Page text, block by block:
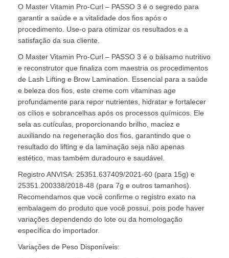
O Master Vitamin Pro-Curl – PASSO 3 é o segredo para
garantir a saúde e a vitalidade dos fios após o
procedimento. Use-o para otimizar os resultados e a
satisfação da sua cliente.
O Master Vitamin Pro-Curl – PASSO 3 é o bálsamo nutritivo
e reconstrutor que finaliza com maestria os procedimentos
de Lash Lifting e Brow Lamination. Essencial para a saúde
e beleza dos fios, este creme com vitaminas age
profundamente para repor nutrientes, hidratar e fortalecer
os cílios e sobrancelhas após os processos químicos. Ele
sela as cutículas, proporcionando brilho, maciez e
auxiliando na regeneração dos fios, garantindo que o
resultado do lifting e da laminação seja não apenas
estético, mas também duradouro e saudável.
Registro ANVISA: 25351.637409/2021-60 (para 15g) e
25351.200338/2018-48 (para 7g e outros tamanhos).
Recomendamos que você confirme o registro exato na
embalagem do produto que você possui, pois pode haver
variações dependendo do lote ou da homologação
específica do importador.
Variações de Peso Disponíveis: